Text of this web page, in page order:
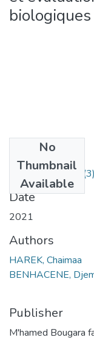
No
Thumbnail
Available
ilovepdf_merged
Date
2021
Authors
HAREK, Chaimaa
BENHACENE,
Publisher
M'hamed Bougara